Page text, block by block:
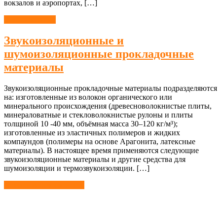
вокзалов и аэропортах, […]
Звукоизоляционные и
шумоизоляционные прокладочные
материалы
Звукоизоляционные прокладочные материалы подразделяются
на: изготовленные из волокон органического или
минерального происхождения (древесноволокнистые плиты,
минераловатные и стекловолокнистые рулоны и плиты
толщиной 10 -40 мм, объёмная масса 30–120 кг/м³);
изготовленные из эластичных полимеров и жидких
компаундов (полимеры на основе Арагонита, латексные
материалы). В настоящее время применяются следующие
звукоизоляционные материалы и другие средства для
шумоизоляции и термозвукоизоляции. […]